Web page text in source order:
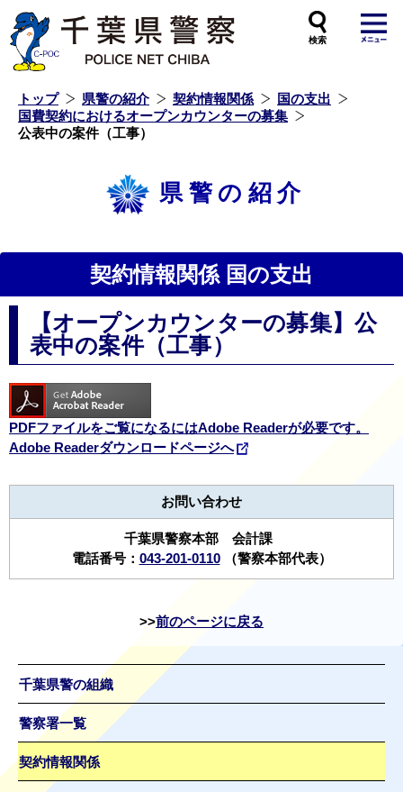
トップ 県警の紹介 契約情報関係
国の支出
国費契約におけるオープンカウンターの募集
公表中の案件（工事）
県警の紹介
契約情報関係 国の支出
【オープンカウンターの募集】公
表中の案件（工事）
PDFファイルをご覧になるにはAdobe Readerが必要です。
Adobe Readerダウンロードページへ
お問い合わせ
千葉県警察本部 会計課
電話番号： 043-201-0110（警察本部代表）
前のページに戻る
千葉県警の組織
警察署一覧
契約情報関係